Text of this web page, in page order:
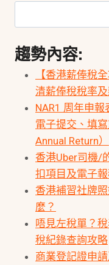
趨勢內容:
【香港薪俸稅
清薪俸稅稅率
NAR1 周年申
電子提交、填
Annual Return）
香港Uber司機/
扣項目及電子報
香港補習社牌
麼？
唔見左稅單？
稅紀錄查詢攻略
商業登記證申